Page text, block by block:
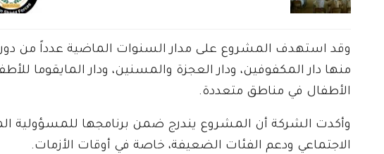
وقد استهدف المشروع على مدار السنوات الماضية عدداً من
منها دار المكفوفين، ودار العجزة والمسنين، ودار المايقوما
الأطفال في مناطق متعددة.
وأكدت الشركة أن المشروع يندرج ضمن برنامجها للمسؤولية
الاجتماعي ودعم الفئات الضعيفة، خاصة في أوقات الأزمات.